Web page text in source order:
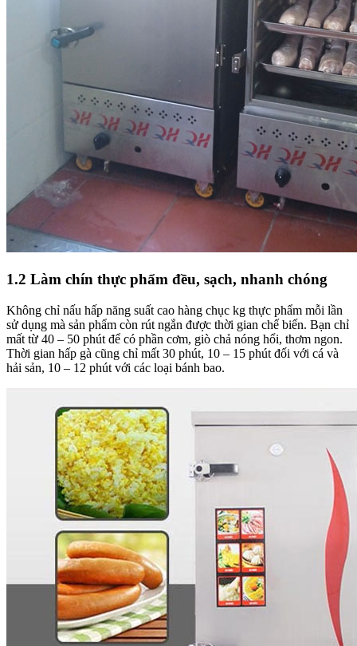
1.2 Làm chín thực phẩm đều, sạch, nhanh chóng
Không chỉ nấu hấp năng suất cao hàng chục kg thực phẩm mỗi lần
sử dụng mà sản phẩm còn rút ngắn được thời gian chế biến. Bạn chỉ
mất từ 40 – 50 phút để có phần cơm, giò chả nóng hổi, thơm ngon.
Thời gian hấp gà cũng chỉ mất 30 phút, 10 – 15 phút đối với cá và
hải sản, 10 – 12 phút với các loại bánh bao.